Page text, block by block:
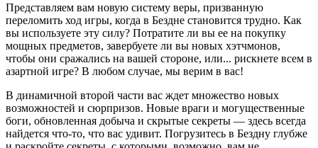
Представляем вам новую систему веры, призванную
переломить ход игры, когда в Бездне становится трудно. Как
вы используете эту силу? Потратите ли вы ее на покупку
мощных предметов, завербуете ли вы новых хэтчмонов,
чтобы они сражались на вашей стороне, или... рискнете всем в
азартной игре? В любом случае, мы верим в вас!
В динамичной второй части вас ждет множество новых
возможностей и сюрпризов. Новые враги и могущественные
боги, обновленная добыча и скрытые секреты — здесь всегда
найдется что-то, что вас удивит. Погрузитесь в Бездну глубже